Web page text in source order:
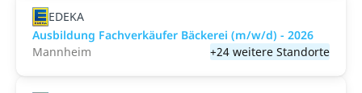
EDEKA
Ausbildung Fachverkäufer Bäckerei (m/w/d) - 2026
Mannheim
+24 weitere Standorte